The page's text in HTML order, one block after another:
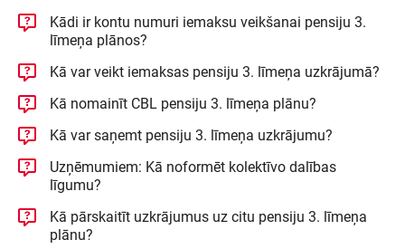
Kādi ir kontu numuri iemaksu veikšanai pensiju 3.
līmeņa plānos?
Kā var veikt iemaksas pensiju 3. līmeņa uzkrājumā?
Kā nomainīt CBL pensiju 3. līmeņa plānu?
Kā var saņemt pensiju 3. līmeņa uzkrājumu?
Uzņēmumiem: Kā noformēt kolektīvo dalības
līgumu?
Kā pārskaitīt uzkrājumus uz citu pensiju 3. līmeņa
plānu?